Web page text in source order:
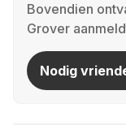
Bovendien
Grover
Nodig